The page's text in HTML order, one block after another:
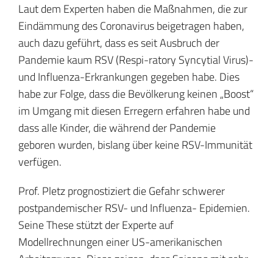
Laut dem Experten haben die Maßnahmen, die zur
Eindämmung des Coronavirus beigetragen haben,
auch dazu geführt, dass es seit Ausbruch der
Pandemie kaum RSV (Respi-ratory Syncytial Virus)-
und Influenza-Erkrankungen gegeben habe. Dies
habe zur Folge, dass die Bevölkerung keinen „Boost“
im Umgang mit diesen Erregern erfahren habe und
dass alle Kinder, die während der Pandemie
geboren wurden, bislang über keine RSV-Immunität
verfügen.
Prof. Pletz prognostiziert die Gefahr schwerer
postpandemischer RSV- und Influenza- Epidemien.
Seine These stützt der Experte auf
Modellrechnungen einer US-amerikanischen